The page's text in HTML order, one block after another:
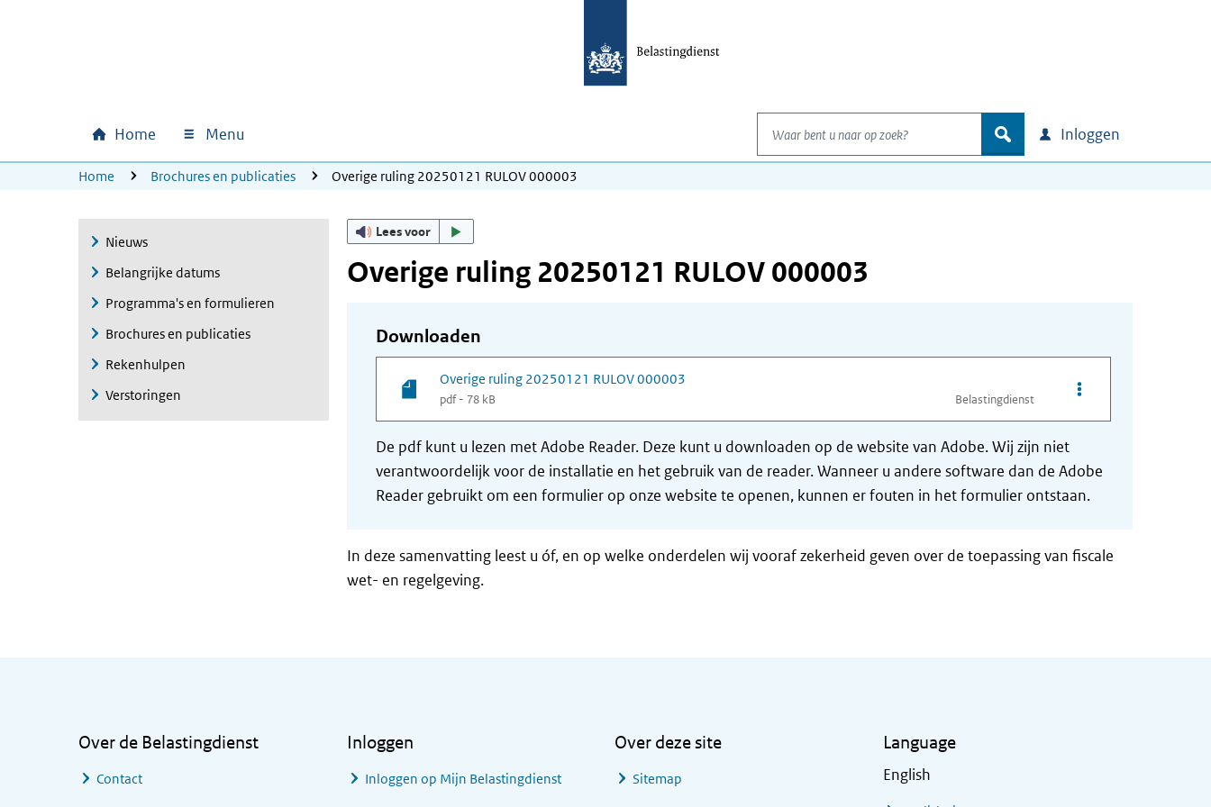
Hoofdnavigatie
Home Menu
Waar bent u naar op zoek?
zoek Inloggen
U bevindt zich hier:
Home Brochures en publicaties Overige ruling 20250121 RULOV 000003
Nieuws
Belangrijke datums
Programma's en formulieren
Brochures en publicaties
Rekenhulpen
Verstoringen
Lees voor
Overige ruling 20250121 RULOV 000003
Downloaden
Overige ruling 20250121 RULOV 000003
pdf - 78 kB Belastingdienst
Opties van bestand
De pdf kunt u lezen met Adobe Reader. Deze kunt u downloaden op de website van Adobe. Wij zijn niet
verantwoordelijk voor de installatie en het gebruik van de reader. Wanneer u andere software dan de Adobe
Reader gebruikt om een formulier op onze website te openen, kunnen er fouten in het formulier ontstaan.
In deze samenvatting leest u óf, en op welke onderdelen wij vooraf zekerheid geven over de toepassing van fiscale
wet- en regelgeving.
Over de Belastingdienst
Contact
Inloggen
Inloggen op Mijn Belastingdienst
Over deze site
Sitemap
Language
English